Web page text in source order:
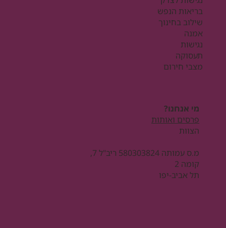
בריאות הנפש
שילוב בחינוך
אמנה
נגישות
תעסוקה
מצבי חירום
מי אנחנו?
פרסים ואותות
הצוות
מ.ס עמותה 580303824 ריב"ל 7,
קומה 2
תל אביב-יפו